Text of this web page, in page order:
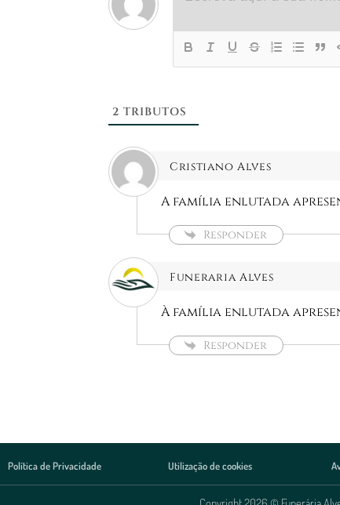
2 TRIBUTOS
Cristiano Alves
A família enlutada
Responder
Funeraria Alves
À família enlutada
Responder
Política de Privacidade Utilização de cookies